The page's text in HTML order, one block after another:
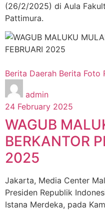
(26/2/2025) di Aula
Pattimura.
Berita Daerah Berita Foto
admin
24 February 2025
WAGUB
BERKANTOR
2025
Jakarta, Media Center
Presiden Republik
Istana Merdeka, pada